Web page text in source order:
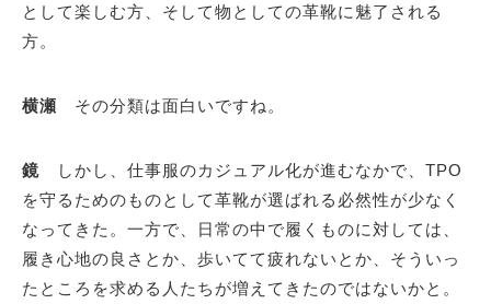
として楽しむ方、そして物としての革靴に魅了される
方。
横瀬 その分類は面白いですね。
鏡
しかし、仕事服のカジュアル化が進むなかで、TPO
を守るためのものとして革靴が選ばれる必然性が少なく
なってきた。一方で、日常の中で履くものに対しては、
履き心地の良さとか、歩いてて疲れないとか、そういっ
たところを求める人たちが増えてきたのではないかと。